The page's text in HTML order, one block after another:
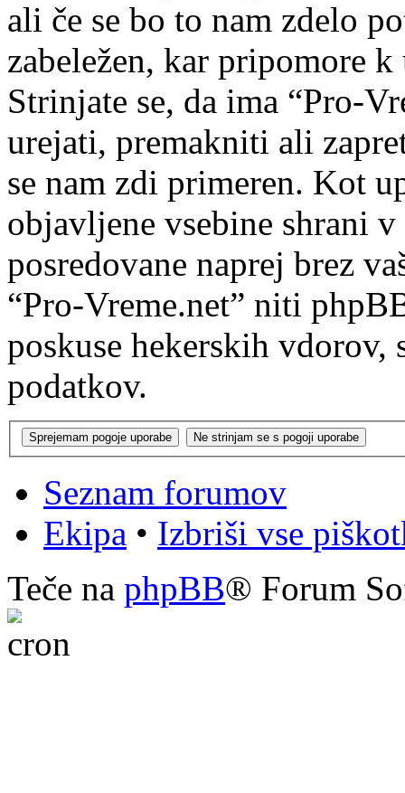
ali če se bo to nam zdelo
zabeležen, kar pripomore
Strinjate se, da ima “Pro-
urejati, premakniti ali
se nam zdi primeren. Kot
objavljene vsebine shrani
posredovane naprej brez
“Pro-Vreme.net” niti
poskuse hekerskih
podatkov.
Seznam forumov
Ekipa • Izbriši vse
Teče na phpBB® Forum